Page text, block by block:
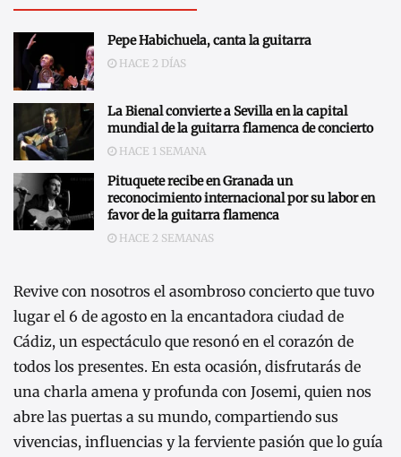
Pepe Habichuela, canta la guitarra
HACE 2 DÍAS
La Bienal convierte a Sevilla en la capital
mundial de la guitarra flamenca de concierto
HACE 1 SEMANA
Pituquete recibe en Granada un
reconocimiento internacional por su labor en
favor de la guitarra flamenca
HACE 2 SEMANAS
Revive con nosotros el asombroso concierto que tuvo
lugar el 6 de agosto en la encantadora ciudad de
Cádiz, un espectáculo que resonó en el corazón de
todos los presentes. En esta ocasión, disfrutarás de
una charla amena y profunda con Josemi, quien nos
abre las puertas a su mundo, compartiendo sus
vivencias, influencias y la ferviente pasión que lo guía